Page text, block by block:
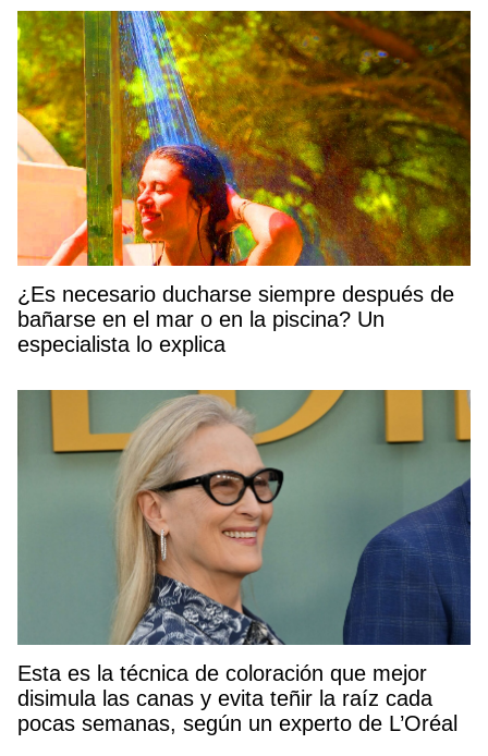
¿Es necesario ducharse siempre después de
bañarse en el mar o en la piscina? Un
especialista lo explica
Esta es la técnica de coloración que mejor
disimula las canas y evita teñir la raíz cada
pocas semanas, según un experto de L’Oréal